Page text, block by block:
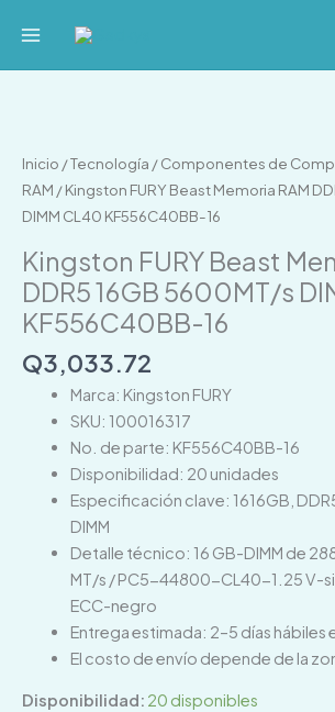
Inicio /Tecnología /Componentes de
RAM / Kingston FURY Beast Memoria RAM
DIMM CL40 KF556C40BB-16
Kingston FURY Beast
DDR5 16GB 5600MT/s
KF556C40BB-16
Q3,033.72
Marca: Kingston FURY
SKU: 100016317
No. de parte: KF556C40BB-16
Disponibilidad: 20 unidades
Especificación clave: 1616GB,
DIMM
Detalle técnico: 16 GB-DIMM de
MT/s / PC5-44800-CL40-1.25 V-
ECC-negro
Entrega estimada: 2–5 días hábiles
El costo de envío depende de la
Disponibilidad: 20 disponibles
Beast
Memoria
RAM
16GB
5600MT/s
DIMM
KF556C40BB-
cantidad